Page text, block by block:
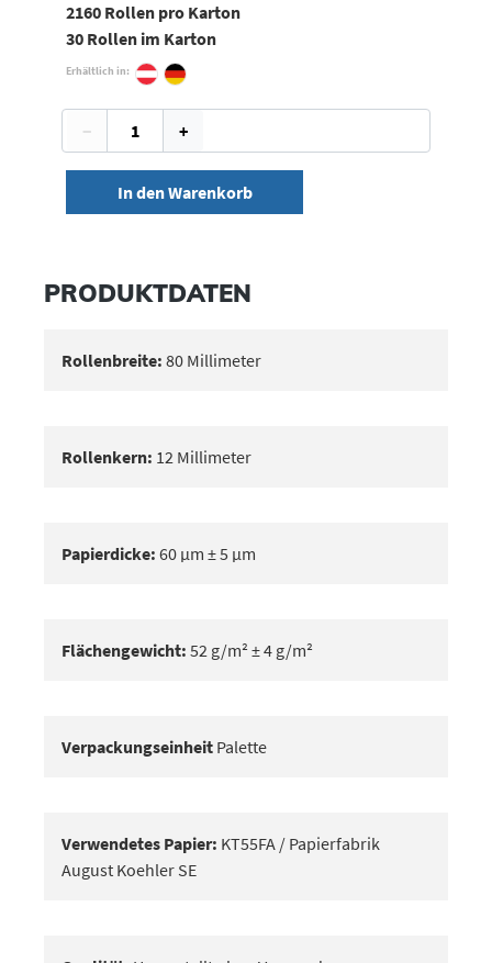
2160 Rollen pro Karton
30 Rollen im Karton
Erhältlich in:
− +
In den Warenkorb
PRODUKTDATEN
Rollenbreite: 80 Millimeter
Rollenkern: 12 Millimeter
Papierdicke: 60 μm ± 5 μm
Flächengewicht: 52 g/m² ± 4 g/m²
Verpackungseinheit Palette
Verwendetes Papier: KT55FA / Papierfabrik
August Koehler SE